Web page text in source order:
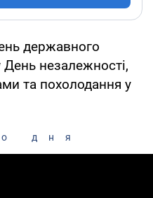
державного
незалежності,
та похолодання у
дня